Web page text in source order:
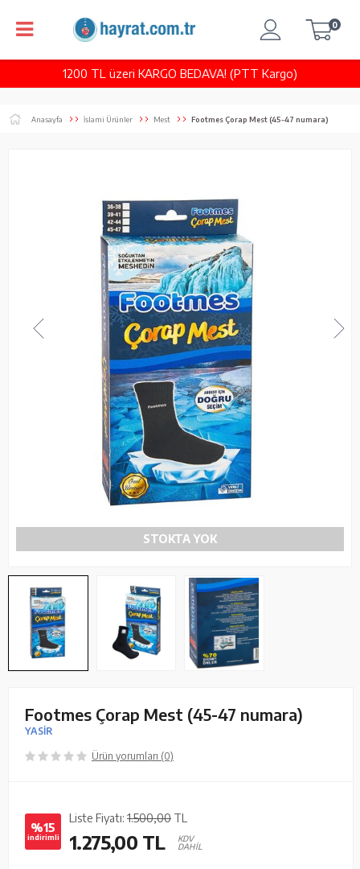
1200 TL üzeri KARGO BEDAVA! (PTT Kargo)
0
Anasayfa İslami Ürünler Mest Footmes Çorap Mest (45-47 numara)
STOKTA YOK
Footmes Çorap Mest (45-47 numara)
YASİR
Ürün yorumları (0)
%15
indirimli
Liste Fiyatı: 1.500,00 TL
1.275,00 TL
KDV
DAHİL